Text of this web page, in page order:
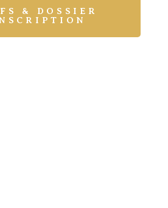
& DOSSIER